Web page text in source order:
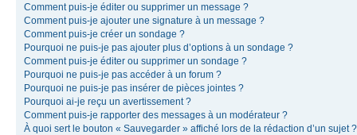
Comment puis-je éditer ou supprimer un message ?
Comment puis-je ajouter une signature à un message ?
Comment puis-je créer un sondage ?
Pourquoi ne puis-je pas ajouter plus d’options à un sondage ?
Comment puis-je éditer ou supprimer un sondage ?
Pourquoi ne puis-je pas accéder à un forum ?
Pourquoi ne puis-je pas insérer de pièces jointes ?
Pourquoi ai-je reçu un avertissement ?
Comment puis-je rapporter des messages à un modérateur ?
À quoi sert le bouton « Sauvegarder » affiché lors de la rédaction d’un sujet ?